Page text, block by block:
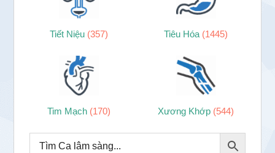
Tiết Niệu (357) Tiêu Hóa (1445)
Tim Mạch (170) Xương Khớp (544)